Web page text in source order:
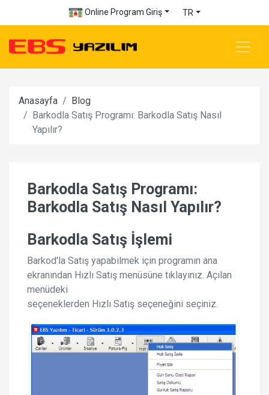
Online Program Giriş TR
Anasayfa
Blog
Barkodla Satış Programı: Barkodla Satış Nasıl
Yapılır?
Barkodla Satış Programı:
Barkodla Satış Nasıl Yapılır?
Barkodla Satış İşlemi
Barkod'la Satış yapabilmek için programın ana
ekranından Hızlı Satış menüsüne tıklayınız. Açılan
menüdeki
seçeneklerden Hızlı Satış seçeneğini seçiniz.